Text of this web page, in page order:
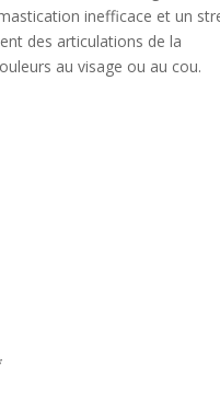
inefficace et un
des articulations de la
au visage ou au cou.